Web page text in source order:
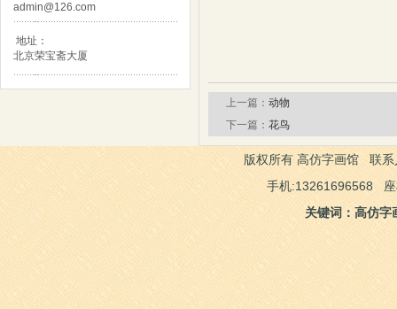
admin@126.com
地址：
北京荣宝斋大厦
上一篇： 动物
下一篇： 花鸟
版权所有 高仿字画馆 联
手机:13261696568
关键词：高仿字